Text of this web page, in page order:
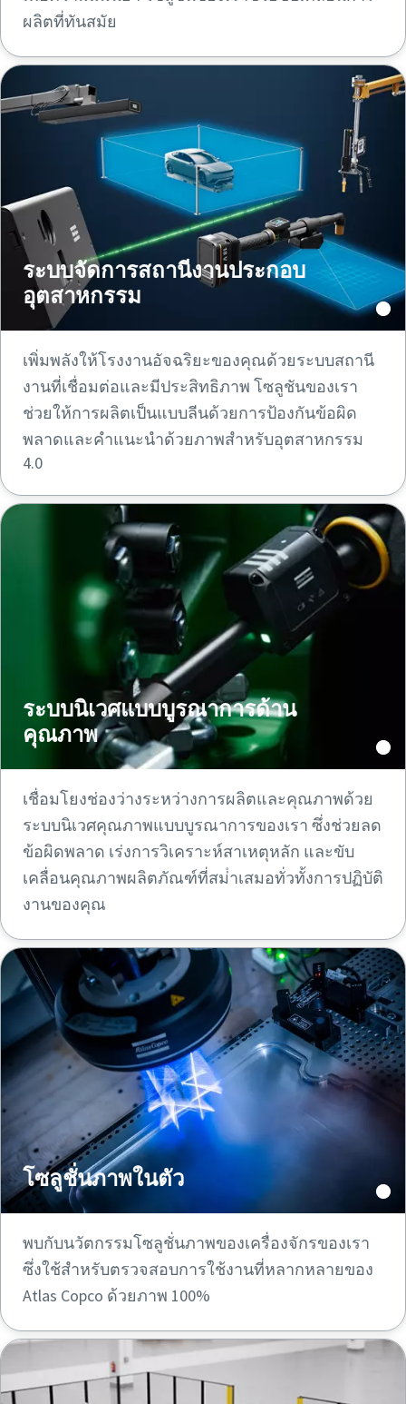
ผลิตที่ทันสมัย
ระบบจัดการสถานีงานประกอบ
อุตสาหกรรม
เพิ่มพลังให้โรงงานอัจฉริยะของคุณด้วยระบบสถานี
งานที่เชื่อมต่อและมีประสิทธิภาพ โซลูชันของเรา
ช่วยให้การผลิตเป็นแบบลีนด้วยการป้องกันข้อผิด
พลาดและคําแนะนําด้วยภาพสําหรับอุตสาหกรรม
4.0
ระบบนิเวศแบบบูรณาการด้าน
คุณภาพ
เชื่อมโยงช่องว่างระหว่างการผลิตและคุณภาพด้วย
ระบบนิเวศคุณภาพแบบบูรณาการของเรา ซึ่งช่วยลด
ข้อผิดพลาด เร่งการวิเคราะห์สาเหตุหลัก และขับ
เคลื่อนคุณภาพผลิตภัณฑ์ที่สม่ําเสมอทั่วทั้งการปฏิบัติ
งานของคุณ
โซลูชั่นภาพในตัว
พบกับนวัตกรรมโซลูชั่นภาพของเครื่องจักรของเรา
ซึ่งใช้สำหรับตรวจสอบการใช้งานที่หลากหลายของ
Atlas Copco ด้วยภาพ 100%